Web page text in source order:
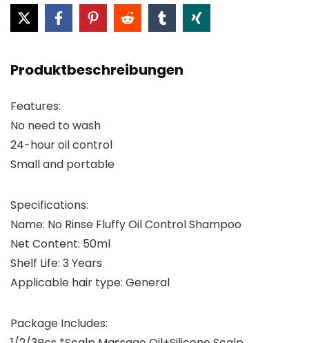
Produktbeschreibungen
Features:
No need to wash
24-hour oil control
Small and portable
Specifications:
Name: No Rinse Fluffy Oil Control Shampoo
Net Content: 50ml
Shelf Life: 3 Years
Applicable hair type: General
Package Includes: